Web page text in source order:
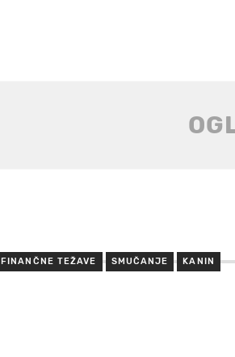
FINANČNE TEŽAVE SMUČANJE KANIN